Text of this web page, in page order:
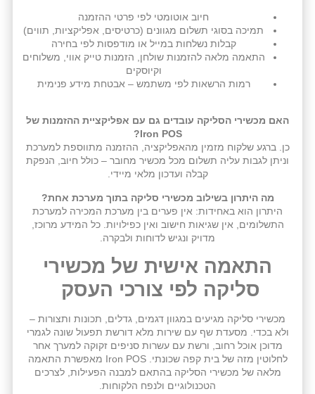
חיוב אוטומטי לפי פרטי ההזמנה
תמיכה בסוגי תשלום מגוונים (כרטיסים, אפליקציות, תווים)
קבלות נשלחות במייל או מודפסות לפי בחירה
התאמה מלאה להזמנות שולחן, הזמנות טייק אווי, משלוחים
וקיוסקים
רמות הרשאות לפי משתמש – אבטחת מידע פנימית
האם מכשירי הסליקה עובדים גם עם אפליקציית ההזמנות של
Iron POS?
כן. ברגע שלקוח מזמין מהאפליקציה, ההזמנה מתווספת למערכת
וניתן לגבות עליה תשלום מכל מכשיר מחובר – כולל חיוב, הנפקת
קבלה ועדכון מלאי מיידי.
מה היתרון בשילוב מכשירי סליקה בתוך מערכת אחת?
היתרון הוא באחידות: אין פערים בין מערכת המכירה למערכת
התשלומים, אין שגיאות חישוב ואין כפילויות. כל המידע מרוכז,
מדויק ונגיש לדוחות ולבקרה.
התאמה אישית של מכשירי
סליקה לפי צורכי העסק
מכשירי סליקה מגיעים במגוון דגמים, גדלים, תכונות ותצורות –
ולא בכדי. מסעדת שף עם שירות מלא דורשת תפעול שונה לגמרי
מדוכן אוכל רחוב, ורשת עם עשרות סניפים זקוקה למערך אחר
לחלוטין מזה של בית קפה שכונתי. Iron POS מאפשרת התאמה
מלאה של מכשירי הסליקה בהתאם למבנה הפעילות, לצרכים
הטכנולוגיים ולנפח הלקוחות.